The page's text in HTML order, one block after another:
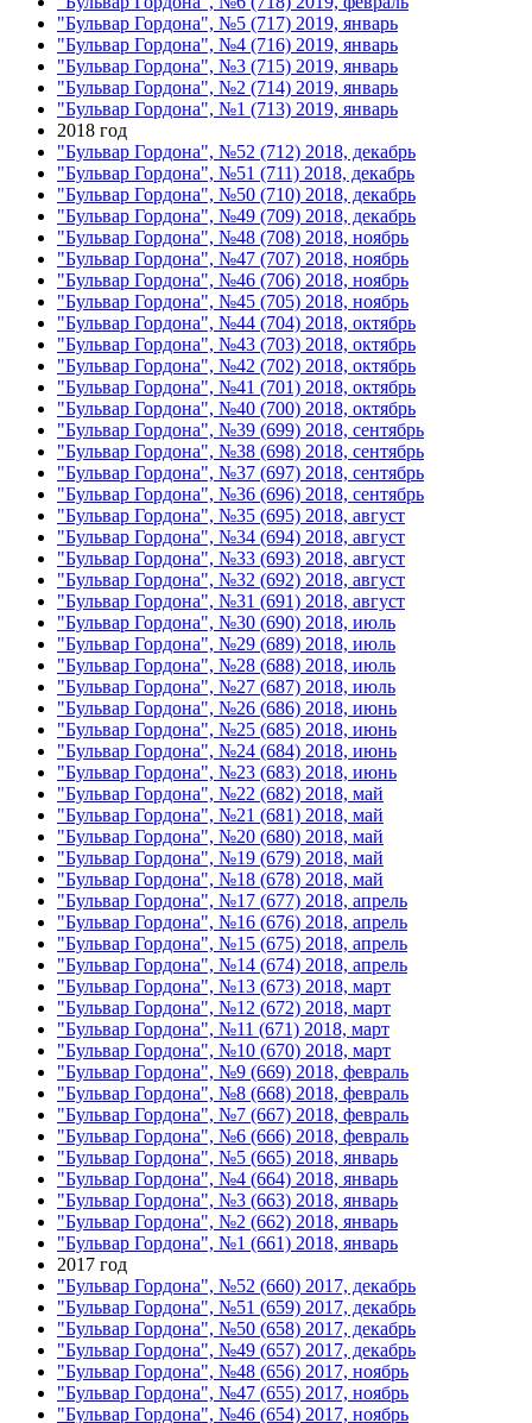
"Бульвар Гордона", №5 (717) 2019, январь
"Бульвар Гордона", №4 (716) 2019, январь
"Бульвар Гордона", №3 (715) 2019, январь
"Бульвар Гордона", №2 (714) 2019, январь
"Бульвар Гордона", №1 (713) 2019, январь
2018 год
"Бульвар Гордона", №52 (712) 2018, декабрь
"Бульвар Гордона", №51 (711) 2018, декабрь
"Бульвар Гордона", №50 (710) 2018, декабрь
"Бульвар Гордона", №49 (709) 2018, декабрь
"Бульвар Гордона", №48 (708) 2018, ноябрь
"Бульвар Гордона", №47 (707) 2018, ноябрь
"Бульвар Гордона", №46 (706) 2018, ноябрь
"Бульвар Гордона", №45 (705) 2018, ноябрь
"Бульвар Гордона", №44 (704) 2018, октябрь
"Бульвар Гордона", №43 (703) 2018, октябрь
"Бульвар Гордона", №42 (702) 2018, октябрь
"Бульвар Гордона", №41 (701) 2018, октябрь
"Бульвар Гордона", №40 (700) 2018, октябрь
"Бульвар Гордона", №39 (699) 2018, сентябрь
"Бульвар Гордона", №38 (698) 2018, сентябрь
"Бульвар Гордона", №37 (697) 2018, сентябрь
"Бульвар Гордона", №36 (696) 2018, сентябрь
"Бульвар Гордона", №35 (695) 2018, август
"Бульвар Гордона", №34 (694) 2018, август
"Бульвар Гордона", №33 (693) 2018, август
"Бульвар Гордона", №32 (692) 2018, август
"Бульвар Гордона", №31 (691) 2018, август
"Бульвар Гордона", №30 (690) 2018, июль
"Бульвар Гордона", №29 (689) 2018, июль
"Бульвар Гордона", №28 (688) 2018, июль
"Бульвар Гордона", №27 (687) 2018, июль
"Бульвар Гордона", №26 (686) 2018, июнь
"Бульвар Гордона", №25 (685) 2018, июнь
"Бульвар Гордона", №24 (684) 2018, июнь
"Бульвар Гордона", №23 (683) 2018, июнь
"Бульвар Гордона", №22 (682) 2018, май
"Бульвар Гордона", №21 (681) 2018, май
"Бульвар Гордона", №20 (680) 2018, май
"Бульвар Гордона", №19 (679) 2018, май
"Бульвар Гордона", №18 (678) 2018, май
"Бульвар Гордона", №17 (677) 2018, апрель
"Бульвар Гордона", №16 (676) 2018, апрель
"Бульвар Гордона", №15 (675) 2018, апрель
"Бульвар Гордона", №14 (674) 2018, апрель
"Бульвар Гордона", №13 (673) 2018, март
"Бульвар Гордона", №12 (672) 2018, март
"Бульвар Гордона", №11 (671) 2018, март
"Бульвар Гордона", №10 (670) 2018, март
"Бульвар Гордона", №9 (669) 2018, февраль
"Бульвар Гордона", №8 (668) 2018, февраль
"Бульвар Гордона", №7 (667) 2018, февраль
"Бульвар Гордона", №6 (666) 2018, февраль
"Бульвар Гордона", №5 (665) 2018, январь
"Бульвар Гордона", №4 (664) 2018, январь
"Бульвар Гордона", №3 (663) 2018, январь
"Бульвар Гордона", №2 (662) 2018, январь
"Бульвар Гордона", №1 (661) 2018, январь
2017 год
"Бульвар Гордона", №52 (660) 2017, декабрь
"Бульвар Гордона", №51 (659) 2017, декабрь
"Бульвар Гордона", №50 (658) 2017, декабрь
"Бульвар Гордона", №49 (657) 2017, декабрь
"Бульвар Гордона", №48 (656) 2017, ноябрь
"Бульвар Гордона", №47 (655) 2017, ноябрь
"Бульвар Гордона", №46 (654) 2017, ноябрь